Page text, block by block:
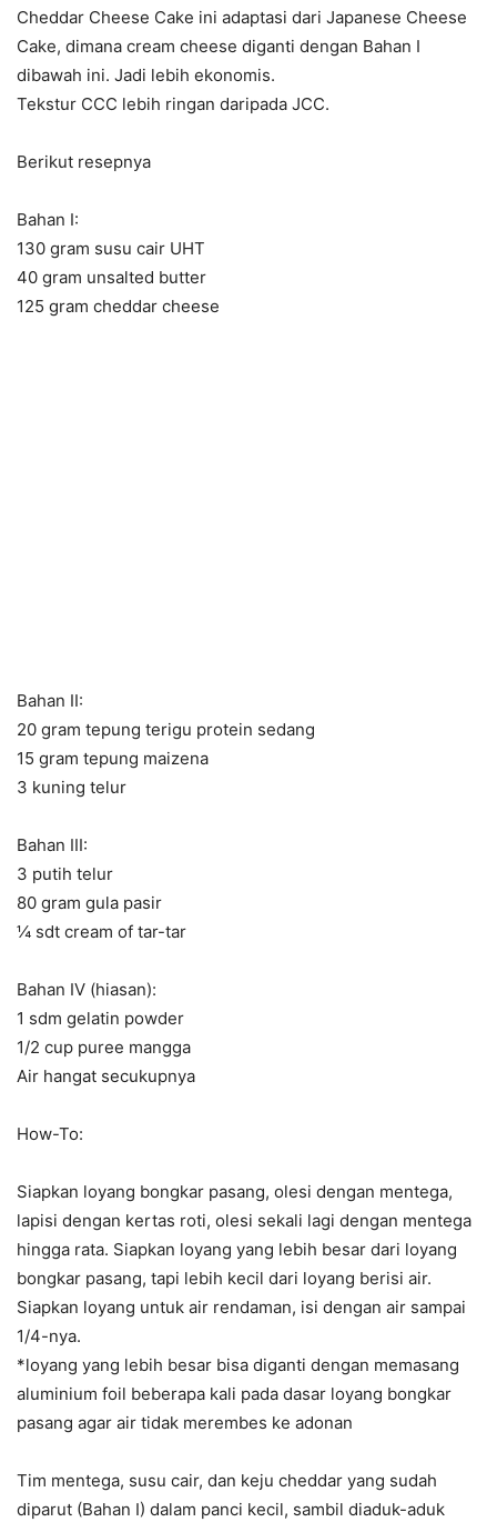
Cheddar Cheese Cake ini adaptasi dari Japanese Cheese
Cake, dimana cream cheese diganti dengan Bahan I
dibawah ini. Jadi lebih ekonomis.
Tekstur CCC lebih ringan daripada JCC.
Berikut resepnya
Bahan I:
130 gram susu cair UHT
40 gram unsalted butter
125 gram cheddar cheese
Bahan II:
20 gram tepung terigu protein sedang
15 gram tepung maizena
3 kuning telur
Bahan III:
3 putih telur
80 gram gula pasir
¼ sdt cream of tar-tar
Bahan IV (hiasan):
1 sdm gelatin powder
1/2 cup puree mangga
Air hangat secukupnya
How-To:
Siapkan loyang bongkar pasang, olesi dengan mentega,
lapisi dengan kertas roti, olesi sekali lagi dengan mentega
hingga rata. Siapkan loyang yang lebih besar dari loyang
bongkar pasang, tapi lebih kecil dari loyang berisi air.
Siapkan loyang untuk air rendaman, isi dengan air sampai
1/4-nya.
*loyang yang lebih besar bisa diganti dengan memasang
aluminium foil beberapa kali pada dasar loyang bongkar
pasang agar air tidak merembes ke adonan
Tim mentega, susu cair, dan keju cheddar yang sudah
diparut (Bahan I) dalam panci kecil, sambil diaduk-aduk